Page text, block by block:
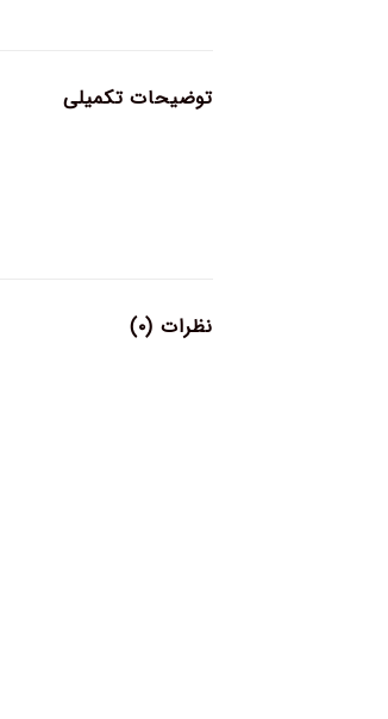
توضیحات تکمیلی
نظرات (۰)